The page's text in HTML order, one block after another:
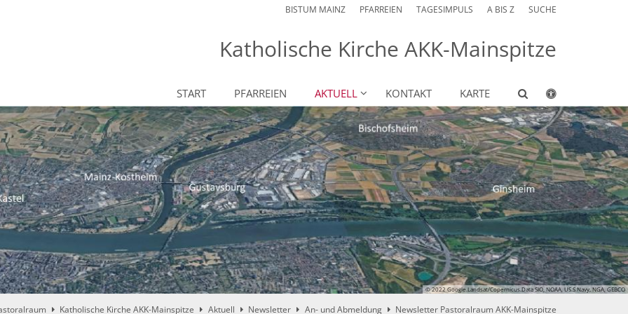
BISTUM MAINZ PFARREIEN TAGESIMPULS A BIS Z SUCHE
Katholische Kirche AKK-Mainspitze
START PFARREIEN AKTUELL KONTAKT KARTE
© 2022 Google.Landsat/Copernicus.Data SIO, NOAA, US.S.Navy, NGA, GEBCO
Katholische Kirche AKK-Mainspitze Aktuell Newsletter An- und Abmeldung Newsletter Pastoralraum AKK-Mainspitze